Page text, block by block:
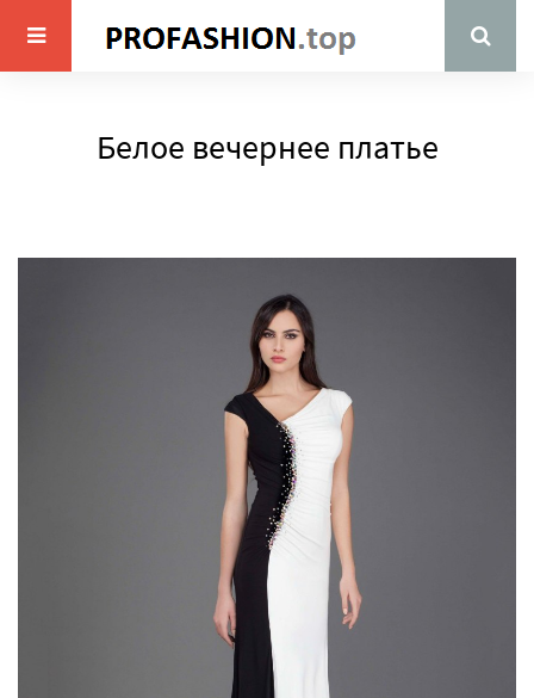
Белое вечернее платье